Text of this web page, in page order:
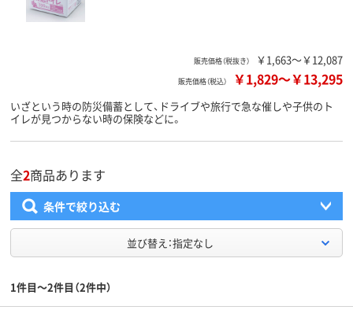
販売価格（税抜き） ￥1,663～￥12,087
販売価格（税込） ￥1,829～￥13,295
いざという時の防災備蓄として、ドライブや旅行で急な催しや子供のト
イレが見つからない時の保険などに。
全2商品あります
条件で絞り込む
並び替え：指定なし
1件目～2件目（2件中）